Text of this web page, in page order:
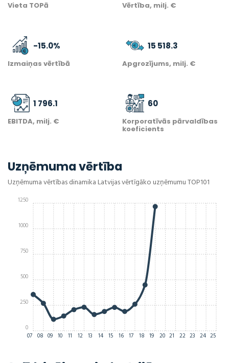
Vieta TOPā Vērtība, milj. €
-15.0%
Izmaiņas vērtībā
15 518.3
Apgrozījums, milj. €
1 796.1
EBITDA, milj. €
60
Korporatīvās pārvaldības
koeficients
Uzņēmuma vērtība
Uzņēmuma vērtības dinamika Latvijas vērtīgāko uzņēmumu TOP101
07 08 09 10 11 12 13 14 15 16 17 18 19 20 21 22 23 24 25
0
250
500
750
1000
1250